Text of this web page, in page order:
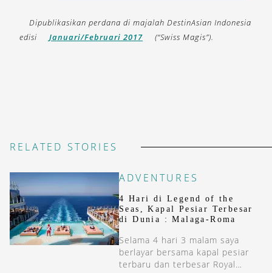
Dipublikasikan perdana di majalah DestinAsian Indonesia
edisi
Januari/Februari 2017 (“Swiss Magis”).
RELATED STORIES
ADVENTURES
4 Hari di Legend of the
Seas, Kapal Pesiar Terbesar
di Dunia : Malaga-Roma
Selama 4 hari 3 malam saya
berlayar bersama kapal pesiar
terbaru dan terbesar Royal